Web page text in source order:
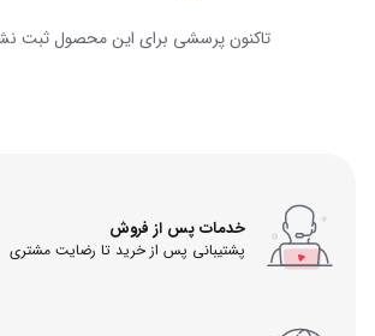
تاکنون پرسشی برای این محصول ثبت
خدمات پس از فروش
پشتیبانی پس از خرید تا رضایت مشتری